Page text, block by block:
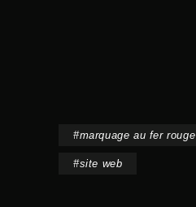
#marquage au fer rouge
#site web